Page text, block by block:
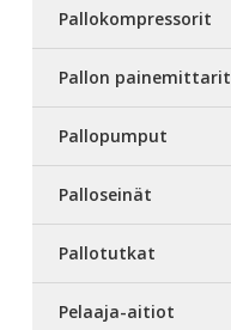
Pallokompressorit
Pallon painemittarit
Pallopumput
Palloseinät
Pallotutkat
Pelaaja-aitiot